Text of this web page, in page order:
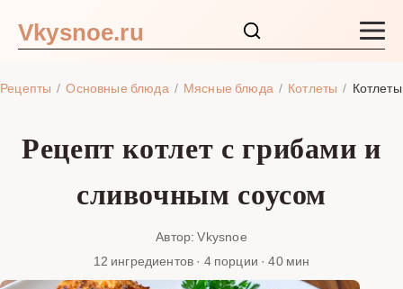
Vkysnoe.ru
Рецепты Основные блюда Мясные блюда Котлеты
Рецепт котлет с грибами и
сливочным соусом
Автор: Vkysnoe
12 ингредиентов · 4 порции · 40 мин